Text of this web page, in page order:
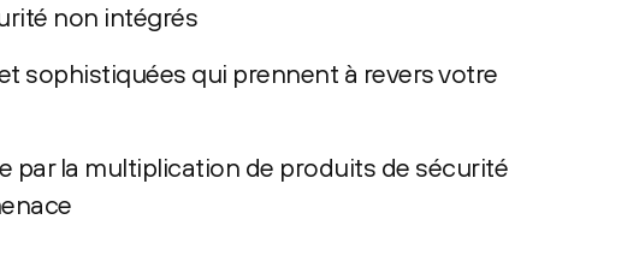
non intégrés
sophistiquées qui prennent à revers votre
par la multiplication de produits de sécurité